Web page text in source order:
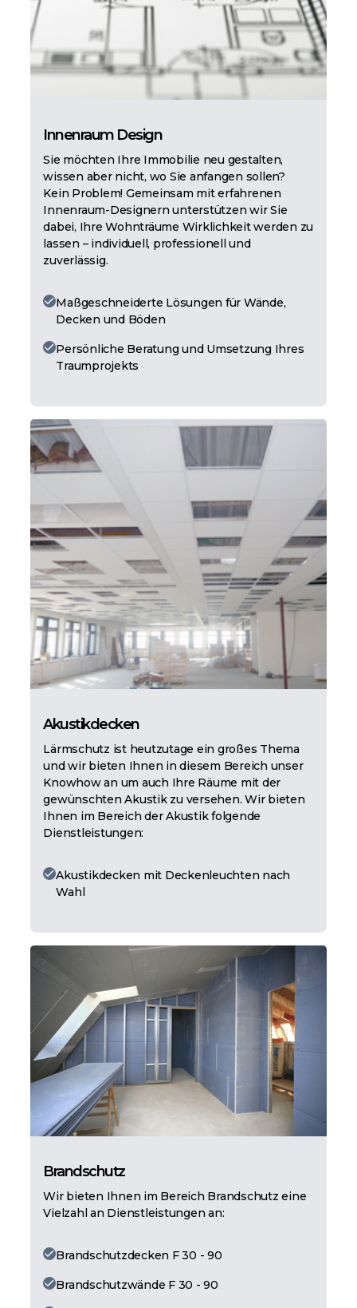
Akustikdecken
Lärmschutz ist heutzutage ein großes Thema
und wir bieten Ihnen in diesem Bereich unser
Knowhow an um auch Ihre Räume mit der
gewünschten Akustik zu versehen. Wir bieten
Ihnen im Bereich der Akustik folgende
Dienstleistungen:
Akustikdecken mit Deckenleuchten nach
Wahl
Brandschutz
Wir bieten Ihnen im Bereich Brandschutz eine
Vielzahl an Dienstleistungen an:
Brandschutzdecken F 30 - 90
Brandschutzwände F 30 - 90
Innenraum Design
Sie möchten Ihre Immobilie neu gestalten,
wissen aber nicht, wo Sie anfangen sollen?
Kein Problem! Gemeinsam mit erfahrenen
Innenraum-Designern unterstützen wir Sie
dabei, Ihre Wohnträume Wirklichkeit werden zu
lassen – individuell, professionell und
zuverlässig.
Maßgeschneiderte Lösungen für Wände,
Decken und Böden
Persönliche Beratung und Umsetzung Ihres
Traumprojekts